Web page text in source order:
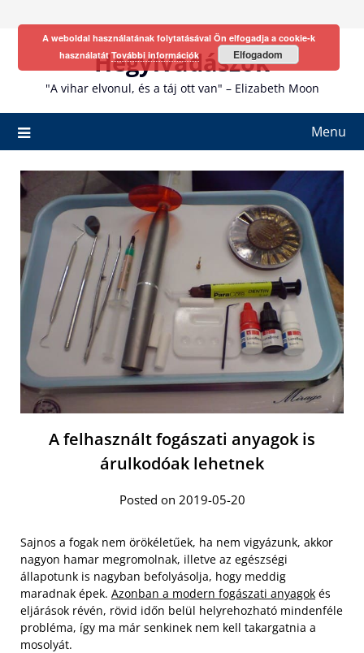
Hegyivadászok
"A vihar elvonul, és a táj ott van" – Elizabeth Moon
Menu
A felhasznált fogászati anyagok is
árulkodóak lehetnek
Posted on 2019-05-20
Sajnos a fogak nem örökéletűek, ha nem vigyázunk, akkor
nagyon hamar megromolnak, illetve az egészségi
állapotunk is nagyban befolyásolja, hogy meddig
maradnak épek. Azonban a modern fogászati anyagok és
eljárások révén, rövid időn belül helyrehozható mindenféle
probléma, így ma már senkinek nem kell takargatnia a
mosolyát.
A weboldal használatának folytatásával Ön elfogadja a cookie-k
használatátTovábbi információk Elfogadom